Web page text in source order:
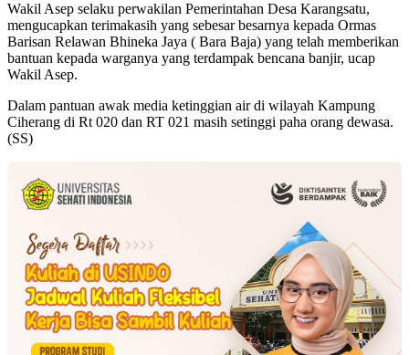
Wakil Asep selaku perwakilan Pemerintahan Desa Karangsatu,
mengucapkan terimakasih yang sebesar besarnya kepada Ormas
Barisan Relawan Bhineka Jaya ( Bara Baja) yang telah memberikan
bantuan kepada warganya yang terdampak bencana banjir, ucap
Wakil Asep.
Dalam pantuan awak media ketinggian air di wilayah Kampung
Ciherang di Rt 020 dan RT 021 masih setinggi paha orang dewasa.
(SS)